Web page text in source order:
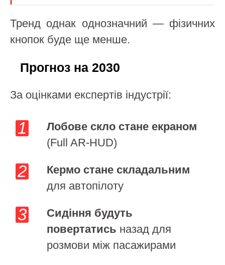
Тренд однак однозначний — фізичних
кнопок буде ще менше.
Прогноз на 2030
За оцінками експертів індустрії:
Лобове скло стане екраном
(Full AR-HUD)
Кермо стане складальним
для автопілоту
Сидіння будуть
повертатись назад для
розмови між пасажирами